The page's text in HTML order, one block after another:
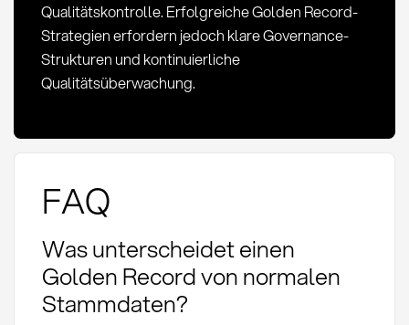
Qualitätskontrolle. Erfolgreiche Golden Record-
Strategien erfordern jedoch klare Governance-
Strukturen und kontinuierliche
Qualitätsüberwachung.
FAQ
Was unterscheidet einen
Golden Record von normalen
Stammdaten?